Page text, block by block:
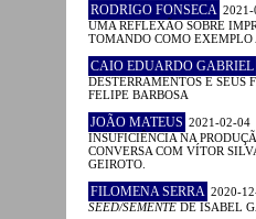
RODRIGO FONSECA
UMA REFLEXÃO SOBRE
TOMANDO COMO EXEMPLO
CAIO EDUARDO GABRIEL
DESTERRAMENTOS E SEUS
FELIPE BARBOSA
JOÃO MATEUS 2021-02-04
INSUFICIÊNCIA NA
CONVERSA COM VÍTOR
GEIROTO.
FILOMENA SERRA 2020-
SEED/SEMENTE DE ISABEL